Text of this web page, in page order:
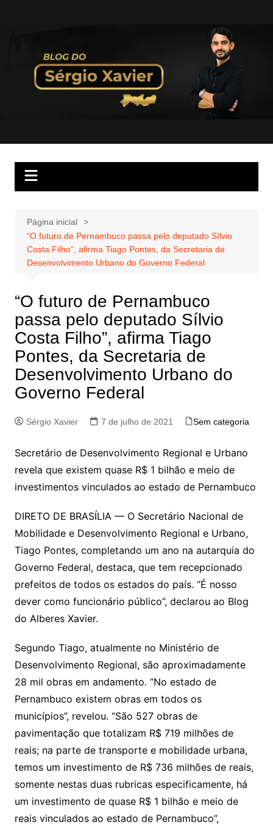
Página inicial
“O futuro de Pernambuco passa pelo deputado Sílvio
Costa Filho”, afirma Tiago Pontes, da Secretaria de
Desenvolvimento Urbano do Governo Federal
“O futuro de Pernambuco
passa pelo deputado Sílvio
Costa Filho”, afirma Tiago
Pontes, da Secretaria de
Desenvolvimento Urbano do
Governo Federal
Sérgio Xavier 7 de julho de 2021 Sem categoria
Secretário de Desenvolvimento Regional e Urbano
revela que existem quase R$ 1 bilhão e meio de
investimentos vinculados ao estado de Pernambuco
DIRETO DE BRASÍLIA — O Secretário Nacional de
Mobilidade e Desenvolvimento Regional e Urbano,
Tiago Pontes, completando um ano na autarquia do
Governo Federal, destaca, que tem recepcionado
prefeitos de todos os estados do país. “É nosso
dever como funcionário público”, declarou ao Blog
do Alberes Xavier.
Segundo Tiago, atualmente no Ministério de
Desenvolvimento Regional, são aproximadamente
28 mil obras em andamento. “No estado de
Pernambuco existem obras em todos os
municípios”, revelou. “São 527 obras de
pavimentação que totalizam R$ 719 milhões de
reais; na parte de transporte e mobilidade urbana,
temos um investimento de R$ 736 milhões de reais,
somente nestas duas rubricas especificamente, há
um investimento de quase R$ 1 bilhão e meio de
reais vinculados ao estado de Pernambuco”,